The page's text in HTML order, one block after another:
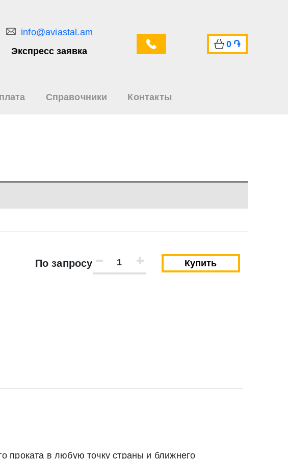
info@aviastal.am
Экспресс заявка
0 ֏
Справочники Контакты
По запросу Купить
проката в любую точку страны и ближнего
в соответствии со статьей 9 Федерального закона от 27